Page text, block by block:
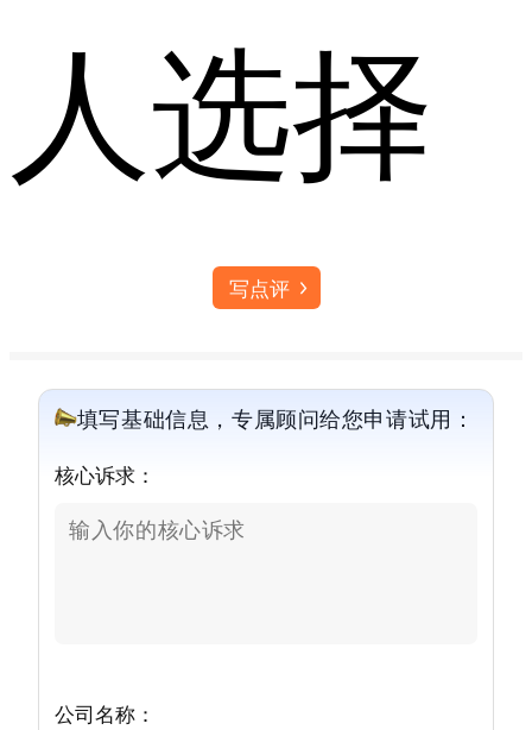
人选择
写点评
填写基础信息，专属顾问给您申请试用：
核心诉求：
公司名称：